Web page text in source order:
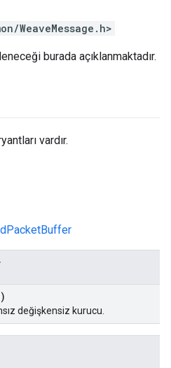
WeaveMessage.h>
burada açıklanmaktadır.
vardır.
değişkensiz kurucu.